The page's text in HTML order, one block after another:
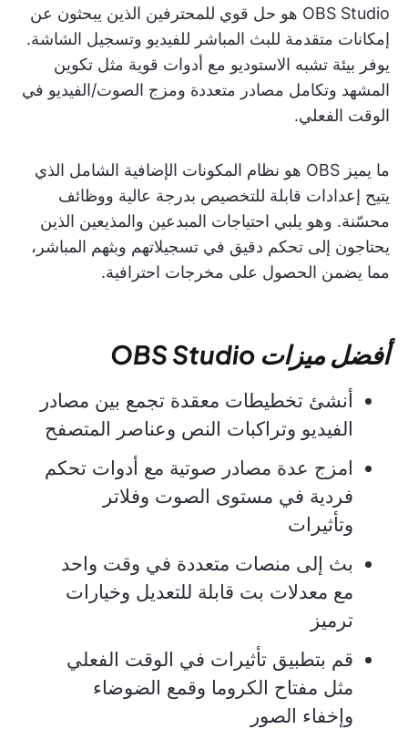
OBS Studio هو حل قوي للمحترفين الذين يبحثون عن
إمكانات متقدمة للبث المباشر للفيديو وتسجيل الشاشة.
يوفر بيئة تشبه الاستوديو مع أدوات قوية مثل تكوين
المشهد وتكامل مصادر متعددة ومزج الصوت/الفيديو في
الوقت الفعلي.
ما يميز OBS هو نظام المكونات الإضافية الشامل الذي
يتيح إعدادات قابلة للتخصيص بدرجة عالية ووظائف
محسّنة. وهو يلبي احتياجات المبدعين والمذيعين الذين
يحتاجون إلى تحكم دقيق في تسجيلاتهم وبثهم المباشر،
مما يضمن الحصول على مخرجات احترافية.
أفضل ميزات OBS Studio
أنشئ تخطيطات معقدة تجمع بين مصادر
الفيديو وتراكبات النص وعناصر المتصفح
امزج عدة مصادر صوتية مع أدوات تحكم
فردية في مستوى الصوت وفلاتر
وتأثيرات
بث إلى منصات متعددة في وقت واحد
مع معدلات بت قابلة للتعديل وخيارات
ترميز
قم بتطبيق تأثيرات في الوقت الفعلي
مثل مفتاح الكروما وقمع الضوضاء
وإخفاء الصور